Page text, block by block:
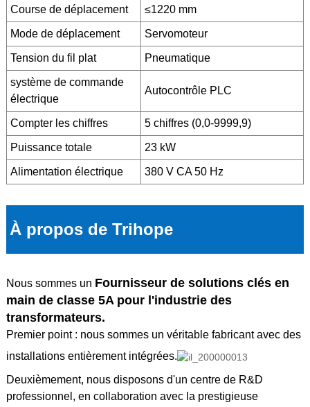
Course de déplacement ≤1220 mm
Mode de déplacement Servomoteur
Tension du fil plat Pneumatique
système de commande
électrique
Autocontrôle PLC
Compter les chiffres 5 chiffres (0,0-9999,9)
Puissance totale 23 kW
Alimentation électrique 380 V CA 50 Hz
À propos de Trihope
Nous sommes un Fournisseur de solutions clés en
main de classe 5A pour l'industrie des
transformateurs.
Premier point : nous sommes un véritable fabricant avec des
installations entièrement intégrées.
Deuxièmement, nous disposons d'un centre de R&D
professionnel, en collaboration avec la prestigieuse